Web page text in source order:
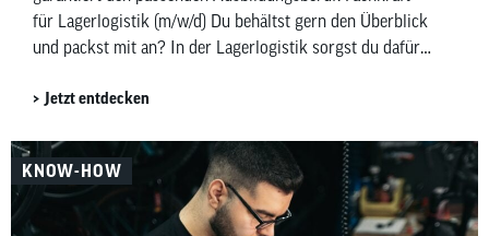
für Lagerlogistik (m/w/d) Du behältst gern den Überblick
und packst mit an? In der Lagerlogistik sorgst du dafür,
[…]Jetzt entdecken
KNOW-HOW